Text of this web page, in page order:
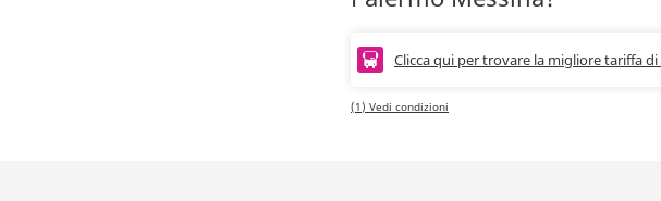
Clicca qui per trovare la migliore tariffa
(1) Vedi condizioni